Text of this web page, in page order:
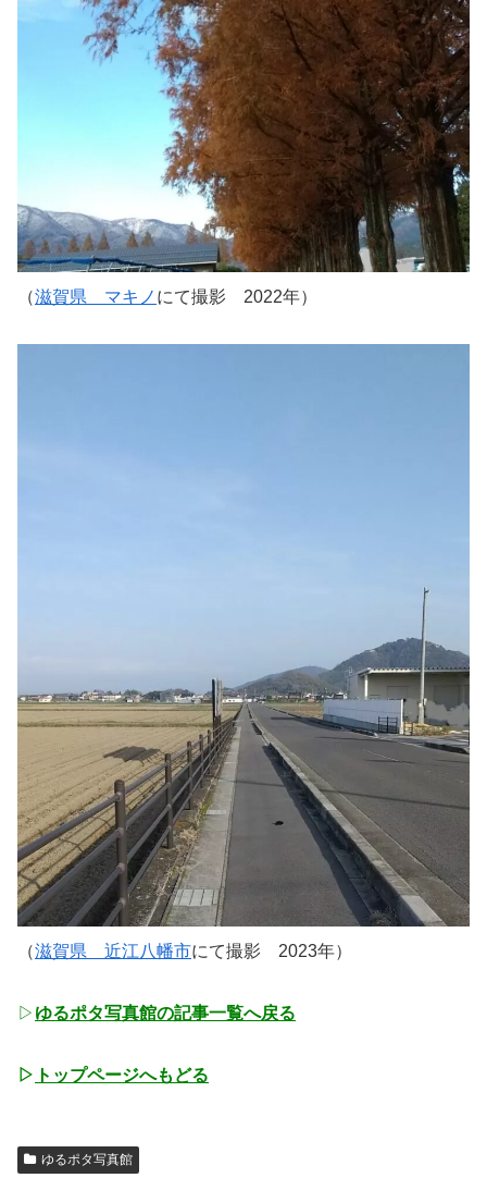
（滋賀県 マキノ にて撮影 2022年）
（滋賀県 近江八幡市にて撮影 2023年）
▷ ゆるポタ写真館の記事一覧へ戻る
▷ トップページへもどる
ゆるポタ写真館